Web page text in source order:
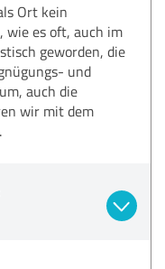
Ort kein
wie es oft, auch im
geworden, die
und
auch die
wir mit dem